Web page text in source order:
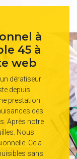
à
45 à
web
dératiseur
depuis
prestation
des
Après notre
Nous
Cela
sans